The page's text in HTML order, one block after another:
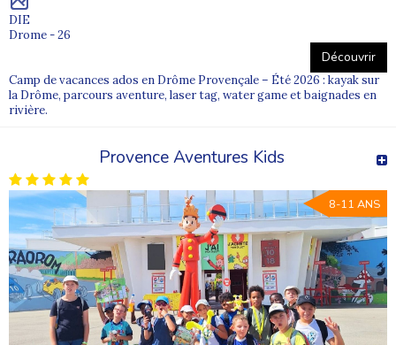
DIE
Drome - 26
Découvrir
Camp de vacances ados en Drôme Provençale – Été 2026 : kayak sur
la Drôme, parcours aventure, laser tag, water game et baignades en
rivière.
Provence Aventures Kids
8-11 ANS